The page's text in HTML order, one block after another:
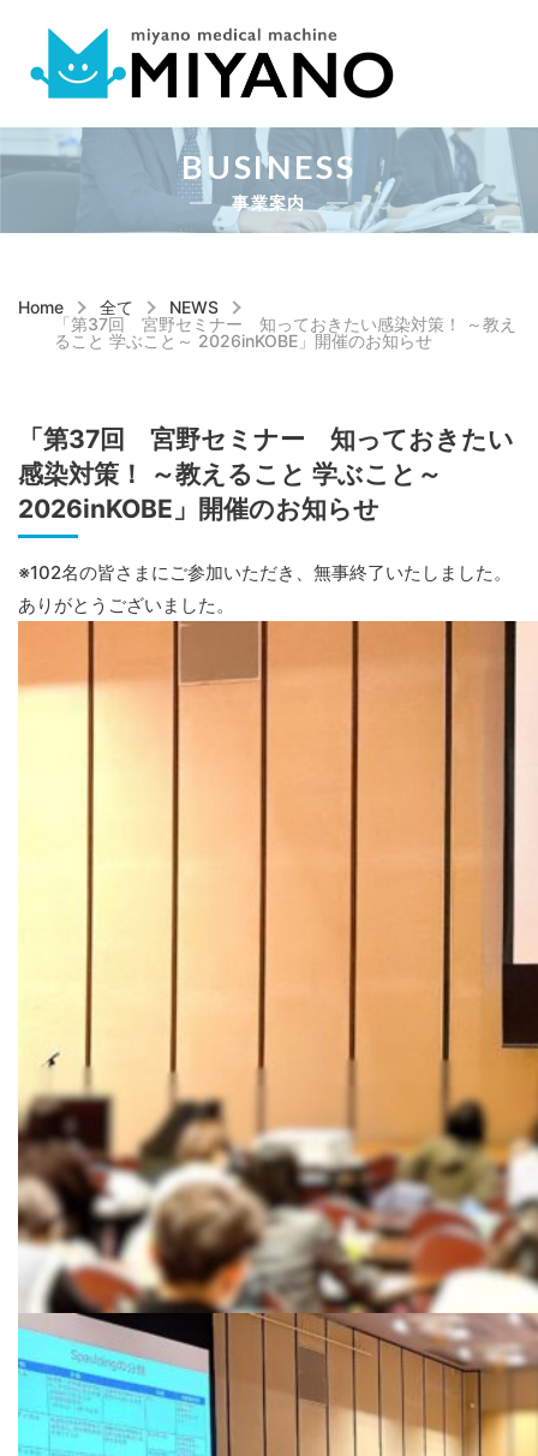
BUSINESS
事業案内
Home 全て
NEWS
「第37回 宮野セミナー 知っておきたい感染対策！ ～教え
ること 学ぶこと～ 2026inKOBE」開催のお知らせ
「第37回 宮野セミナー 知っておきたい
感染対策！ ～教えること 学ぶこと～
2026inKOBE」開催のお知らせ
※102名の皆さまにご参加いただき、無事終了いたしました。
ありがとうございました。